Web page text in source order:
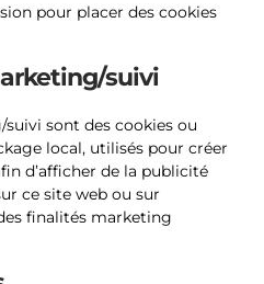
pour placer des cookies
suivi
sont des cookies ou
local, utilisés pour créer
d’afficher de la publicité
ce site web ou sur
finalités marketing